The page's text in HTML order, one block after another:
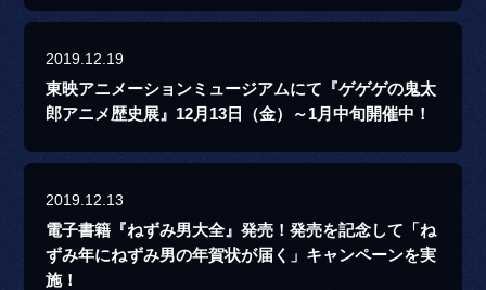
2019.12.19
東映アニメーションミュージアムにて『ゲゲゲの鬼太
郎アニメ歴史展』12月13日（金）～1月中旬開催中！
2019.12.13
電子書籍『ねずみ男大全』発売！発売を記念して「ね
ずみ年にねずみ男の年賀状が届く」キャンペーンを実
施！